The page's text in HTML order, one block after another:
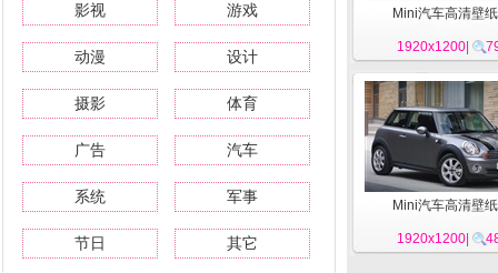
影视 游戏
动漫 设计
摄影 体育
广告 汽车
系统 军事
节日 其它
Mini汽车高清壁
1920x1200
Mini汽车高清壁
1920x1200